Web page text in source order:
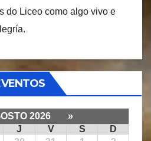
do Liceo como algo vivo e
2026
»
J V S
D